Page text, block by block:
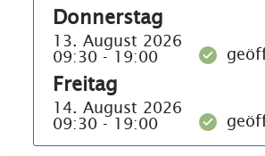
Donnerstag
13. August 2026
09:30 - 19:00
Freitag
14. August 2026
09:30 - 19:00